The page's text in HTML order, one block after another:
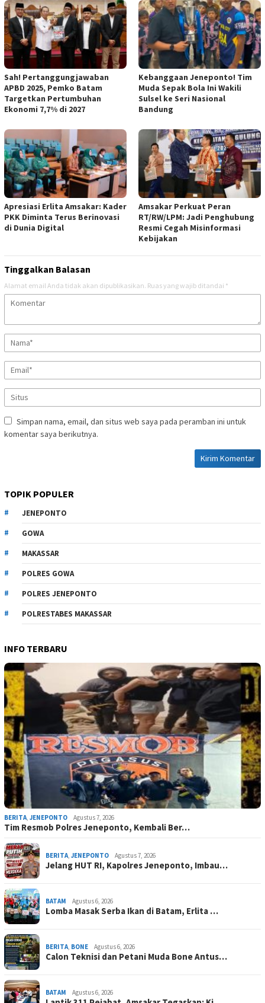
Sah! Pertanggungjawaban
APBD 2025, Pemko Batam
Targetkan Pertumbuhan
Ekonomi 7,7% di 2027
Kebanggaan Jeneponto! Tim
Muda Sepak Bola Ini Wakili
Sulsel ke Seri Nasional
Bandung
Apresiasi Erlita Amsakar: Kader
PKK Diminta Terus Berinovasi
di Dunia Digital
Amsakar Perkuat Peran
RT/RW/LPM: Jadi Penghubung
Resmi Cegah Misinformasi
Kebijakan
Tinggalkan Balasan
Alamat email Anda tidak akan dipublikasikan. Ruas yang wajib ditandai *
Simpan nama, email, dan situs web saya pada peramban ini untuk
komentar saya berikutnya.
TOPIK POPULER
JENEPONTO
GOWA
MAKASSAR
POLRES GOWA
POLRES JENEPONTO
POLRESTABES MAKASSAR
INFO TERBARU
BERITA JENEPONTO Agustus 7, 2026
Tim Resmob Polres Jeneponto, Kembali Ber…
BERITA JENEPONTO Agustus 7, 2026
Jelang HUT RI, Kapolres Jeneponto, Imbau…
BATAM Agustus 6, 2026
Lomba Masak Serba Ikan di Batam, Erlita …
BERITA BONE Agustus 6, 2026
Calon Teknisi dan Petani Muda Bone Antus…
BATAM Agustus 6, 2026